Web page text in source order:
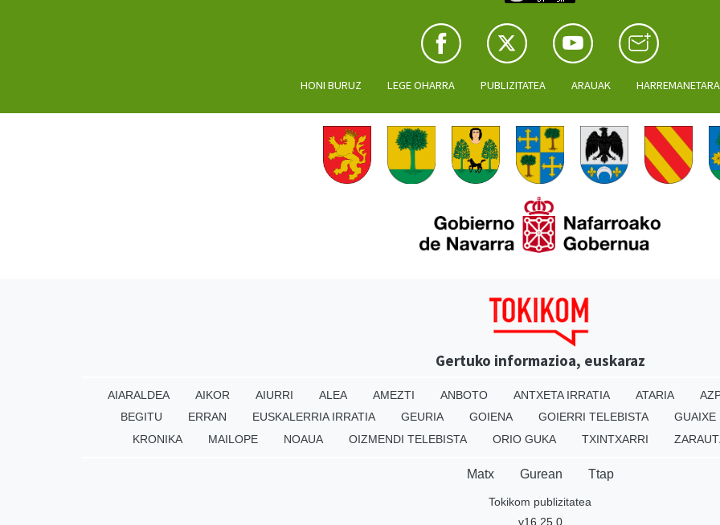
HONI BURUZ LEGE OHARRA PUBLIZITATEA ARAUAK
Gertuko informazioa, euskaraz
AIARALDEA AIKOR AIURRI ALEA AMEZTI ANBOTO ANTXETA IRRATIA ATARIA
BEGITU
ERRAN EUSKALERRIA IRRATIA GEURIA GOIENA GOIERRI TELEBISTA
GUAIXE
KRONIKA
MAILOPE NOAUA OIZMENDI TELEBISTA ORIO GUKA TXINTXARRI
Matx Gurean Ttap
Tokikom publizitatea
v16.25.0